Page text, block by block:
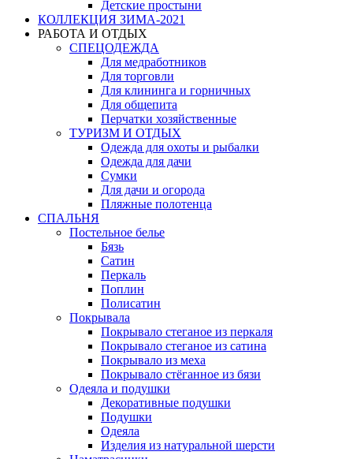
Детские простыни
КОЛЛЕКЦИЯ ЗИМА-2021
РАБОТА И ОТДЫХ
СПЕЦОДЕЖДА
Для медработников
Для торговли
Для клининга и горничных
Для общепита
Перчатки хозяйственные
ТУРИЗМ И ОТДЫХ
Одежда для охоты и рыбалки
Одежда для дачи
Сумки
Для дачи и огорода
Пляжные полотенца
СПАЛЬНЯ
Постельное белье
Бязь
Сатин
Перкаль
Поплин
Полисатин
Покрывала
Покрывало стеганое из перкаля
Покрывало стеганое из сатина
Покрывало из меха
Покрывало стёганное из бязи
Одеяла и подушки
Декоративные подушки
Подушки
Одеяла
Изделия из натуральной шерсти